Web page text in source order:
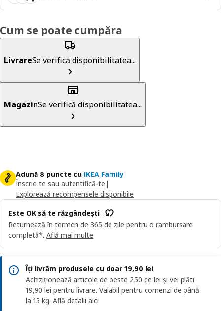
Cum se poate cumpăra
LivrareSe verifică disponibilitatea...
MagazinSe verifică disponibilitatea...
Adună 8 puncte cu IKEA Family
Înscrie-te sau autentifică-te |
Explorează recompensele disponibile
Este OK să te răzgândești
Returnează în termen de 365 de zile pentru o rambursare
completă*. Află mai multe
Îți livrăm produsele cu doar 19,90 lei
Achiziționează articole de peste 250 de lei și vei plăti
19,90 lei pentru livrare. Valabil pentru comenzi de până
la 15 kg. Află detalii aici